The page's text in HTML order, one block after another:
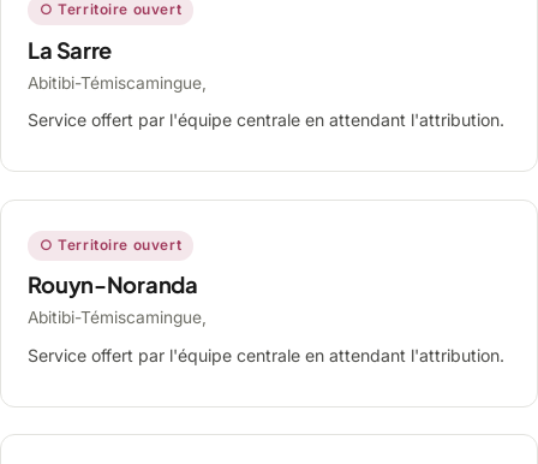
○ Territoire ouvert
La Sarre
Abitibi-Témiscamingue,
Service offert par l'équipe centrale en attendant l'attribution.
○ Territoire ouvert
Rouyn-Noranda
Abitibi-Témiscamingue,
Service offert par l'équipe centrale en attendant l'attribution.